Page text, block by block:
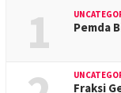
1 Pemda
Fraksi